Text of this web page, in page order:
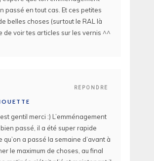
passé en tout cas. Et ces petites
belles choses (surtout le RAL là
de voir tes articles sur les vernis ^^
REPONDRE
gentil merci :) L’emménagement
bien passé, il a été super rapide
qu’on a passé la semaine d’avant à
le maximum de choses, au final